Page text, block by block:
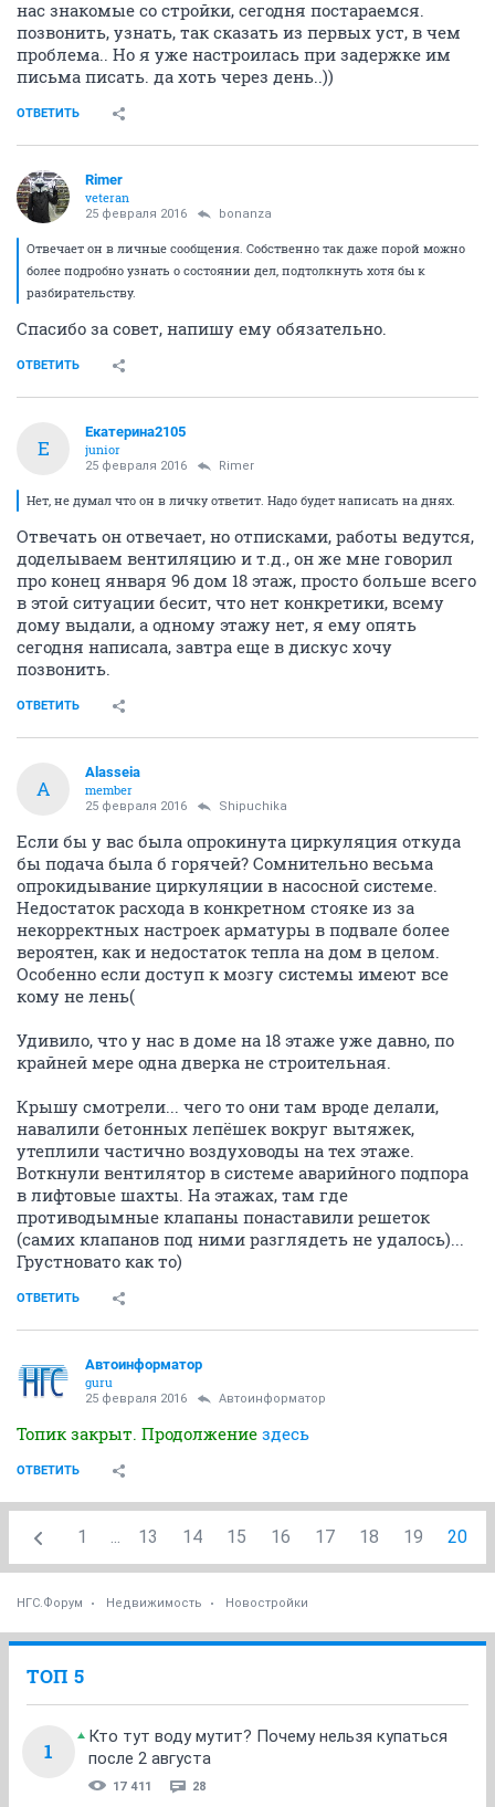
нас знакомые со стройки, сегодня постараемся.
позвонить, узнать, так сказать из первых уст, в чем
проблема.. Но я уже настроилась при задержке им
письма писать. да хоть через день..))
ОТВЕТИТЬ
Rimer
veteran
25 февраля 2016 bonanza
Отвечает он в личные сообщения. Собственно так даже порой можно
более подробно узнать о состоянии дел, подтолкнуть хотя бы к
разбирательству.
Спасибо за совет, напишу ему обязательно.
ОТВЕТИТЬ
Е
Екатерина2105
junior
25 февраля 2016 Rimer
Нет, не думал что он в личку ответит. Надо будет написать на днях.
Отвечать он отвечает, но отписками, работы ведутся,
доделываем вентиляцию и т.д., он же мне говорил
про конец января 96 дом 18 этаж, просто больше всего
в этой ситуации бесит, что нет конкретики, всему
дому выдали, а одному этажу нет, я ему опять
сегодня написала, завтра еще в дискус хочу
позвонить.
ОТВЕТИТЬ
А
Аlasseia
member
25 февраля 2016 Shipuchika
Если бы у вас была опрокинута циркуляция откуда
бы подача была б горячей? Сомнительно весьма
опрокидывание циркуляции в насосной системе.
Недостаток расхода в конкретном стояке из за
некорректных настроек арматуры в подвале более
вероятен, как и недостаток тепла на дом в целом.
Особенно если доступ к мозгу системы имеют все
кому не лень(
Удивило, что у нас в доме на 18 этаже уже давно, по
крайней мере одна дверка не строительная.
Крышу смотрели... чего то они там вроде делали,
навалили бетонных лепёшек вокруг вытяжек,
утеплили частично воздуховоды на тех этаже.
Воткнули вентилятор в системе аварийного подпора
в лифтовые шахты. На этажах, там где
противодымные клапаны понаставили решеток
(самих клапанов под ними разглядеть не удалось)...
Грустновато как то)
ОТВЕТИТЬ
Автоинформатор
guru
25 февраля 2016 Автоинформатор
Топик закрыт. Продолжение здесь
ОТВЕТИТЬ
1 ... 13 14 15 16 17 18 19 20
НГС.Форум Недвижимость Новостройки
ТОП 5
1
Кто тут воду мутит? Почему нельзя купаться
после 2 августа
17 411 28